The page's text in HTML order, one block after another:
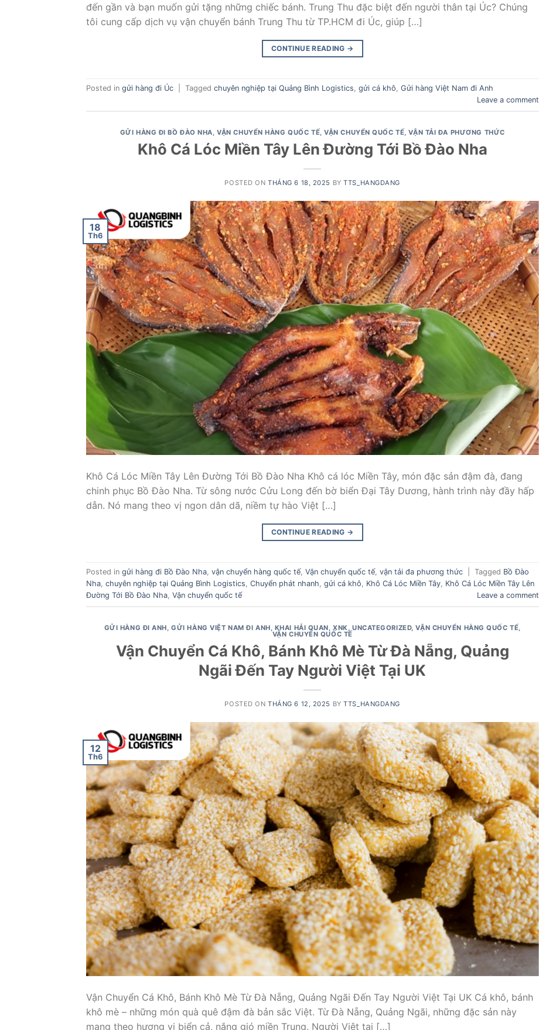
đến gần và bạn muốn gửi tặng những chiếc bánh. Trung Thu đặc biệt đến người thân tại Úc? Chúng
tôi cung cấp dịch vụ vận chuyển bánh Trung Thu từ TP.HCM đi Úc, giúp […]
CONTINUE READING →
Posted in gửi hàng đi Úc Tagged chuyên nghiệp tại Quảng Bình Logistics, gửi cá khô, Gửi hàng Việt Nam đi Anh
Leave a comment
GỬI HÀNG ĐI BỒ ĐÀO NHA,VẬN CHUYỂN HÀNG QUỐC TẾ,VẬN CHUYỂN QUỐC TẾ,VẬN TẢI ĐA PHƯƠNG THỨC
Khô Cá Lóc Miền Tây Lên Đường Tới Bồ Đào Nha
POSTED ONTHÁNG 6 18, 2025 BYTTS_HANGDANG
18
Th6
Khô Cá Lóc Miền Tây Lên Đường Tới Bồ Đào Nha Khô cá lóc Miền Tây, món đặc sản đậm đà, đang
chinh phục Bồ Đào Nha. Từ sông nước Cửu Long đến bờ biển Đại Tây Dương, hành trình này đầy hấp
dẫn. Nó mang theo vị ngon dân dã, niềm tự hào Việt […]
CONTINUE READING →
Posted in gửi hàng đi Bồ Đào Nha, vận chuyển hàng quốc tế, Vận chuyển quốc tế, vận tải đa phương thức Tagged Bồ Đào
Nha, chuyên nghiệp tại Quảng Bình Logistics, Chuyển phát nhanh, gửi cá khô, Khô Cá Lóc Miền Tây, Khô Cá Lóc Miền Tây Lên
Đường Tới Bồ Đào Nha, Vận chuyển quốc tế Leave a comment
GỬI HÀNG ĐI ANH,GỬI HÀNG VIỆT NAM ĐI ANH, KHAI HẢI QUAN, XNK, UNCATEGORIZED,VẬN CHUYỂN HÀNG QUỐC TẾ,
VẬN CHUYỂN QUỐC TẾ
Vận Chuyển Cá Khô, Bánh Khô Mè Từ Đà Nẵng, Quảng
Ngãi Đến Tay Người Việt Tại UK
POSTED ONTHÁNG 6 12, 2025 BYTTS_HANGDANG
12
Th6
Vận Chuyển Cá Khô, Bánh Khô Mè Từ Đà Nẵng, Quảng Ngãi Đến Tay Người Việt Tại UK Cá khô, bánh
khô mè – những món quà quê đậm đà bản sắc Việt. Từ Đà Nẵng, Quảng Ngãi, những đặc sản này
mang theo hương vị biển cả, nắng gió miền Trung. Người Việt tại […]